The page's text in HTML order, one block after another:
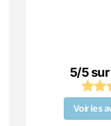
5/5 sur
Voir les